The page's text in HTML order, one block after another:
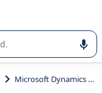
la sélection de
Microsoft Dynamics 365 ou Salesforce : quel CRM propulsera votre croissance ?